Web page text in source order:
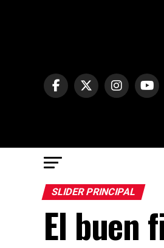
SLIDER PRINCIPAL
El buen